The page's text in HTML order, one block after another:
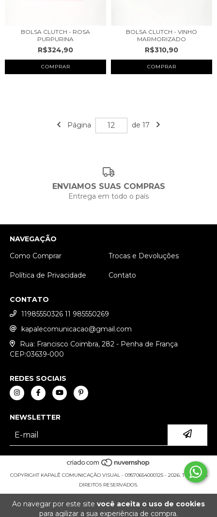
Ao navegar por este site você aceita o uso de cookies
para agilizar a sua experiência de compra.
BOLSA CLUTCH - ROSA
PURPURINA
R$324,90
BOLSA CLUTCH - VINHO
MARMORIZADO
R$310,90
Página de 17
ENVIAMOS SUAS COMPRAS
Entrega em todo o país
NAVEGAÇÃO
Como Comprar
Trocas e Devoluções
Política de Privacidade Contato
CONTATO
11985550326 11 985550269
kapalecomunicacao@gmail.com
Rua: Francisco Coimbra, 282 - Penha de França
CEP:03639-000
REDES SOCIAIS
NEWSLETTER
COPYRIGHT KAPALÊ COMUNICAÇÃO VISUAL - 09570654000125 - 2026. TODOS OS
DIREITOS RESERVADOS.